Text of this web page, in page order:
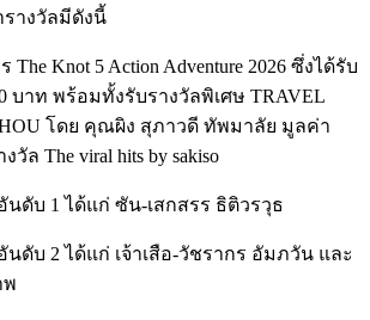
างวัลมีดังนี้
Knot 5 Action Adventure 2026 ซึ่งได้รับ
บาท พร้อมทั้งรับรางวัลพิเศษ TRAVEL
โดย คุณผิง สุภาวดี ทัพมาลัย มูลค่า
วัล The viral hits by sakiso
นดับ 1 ได้แก่ ซัน-เสกสรร ธิติวรวุธ
นดับ 2 ได้แก่ เจ้าเสือ-วัชรากร อัมภวัน และ
พ